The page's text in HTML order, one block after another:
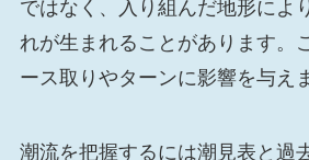
ではなく、入り組んだ地形によ
れが生まれることがあります。
ース取りやターンに影響を与え
潮流を把握するには潮見表と過